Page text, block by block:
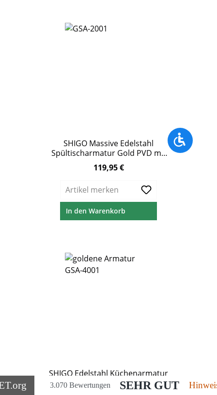
.org 3.070 Bewertungen SEHR GUT
SHIGO Massive Edelstahl
Spültischarmatur Gold PVD mit
Schwenkauslauf
Regulärer Preis:
119,95 €
Artikel merken
In den Warenkorb
SHIGO Edelstahl Küchenarmatur
Gold PVD ausziehbar